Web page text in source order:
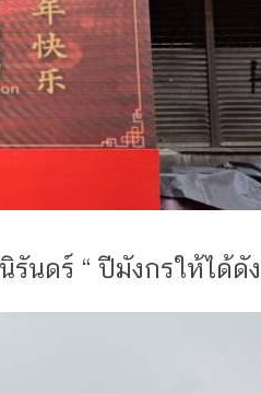
นดร์ “ ปีมังกรให้ได้ดัง